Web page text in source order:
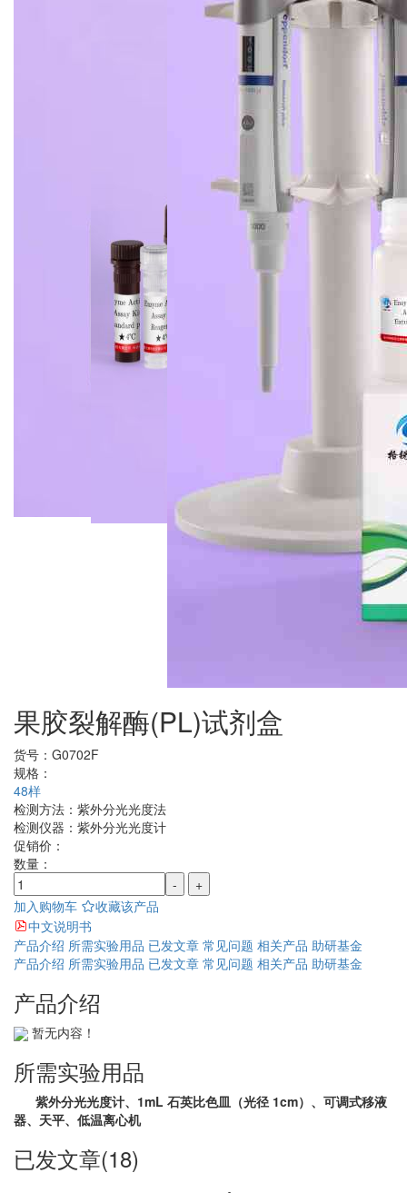
果胶裂解酶(PL)试剂盒
货号： G0702F
规格：
48样
检测方法： 紫外分光光度法
检测仪器： 紫外分光光度计
促销价：
数量：
-
+
加入购物车
收藏该产品
中文说明书
产品介绍 所需实验用品 已发文章 常见问题 相关产品 助研基金
产品介绍 所需实验用品 已发文章 常见问题 相关产品 助研基金
产品介绍
暂无内容！
所需实验用品
紫外分光光度计、1mL 石英比色皿（光径 1cm）、可调式移液
器、天平、低温离心机
已发文章(18)